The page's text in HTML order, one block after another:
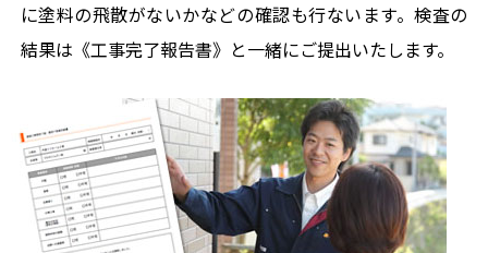
に塗料の飛散がないかなどの確認も行ないます。検査の
結果は《工事完了報告書》と一緒にご提出いたします。